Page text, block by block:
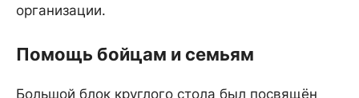
организации.
Помощь бойцам и семьям
Большой блок круглого стола был посвящён